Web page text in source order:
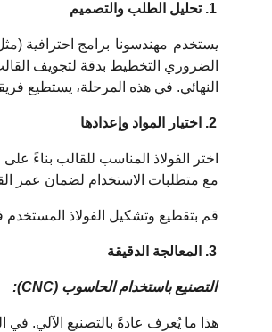
1. تحليل الطلب والتصميم
يستخدم مهندسونا
الضروري التخطيط بدقة لتجويف
النهائي. في هذه المرحلة، يستطيع
2. اختيار المواد وإعدادها
اختر الفولاذ المناسب للقالب بناءً على
مع متطلبات الاستخدام لضمان عمر
قم بتقطيع وتشكيل الفولاذ المستخدم
3. المعالجة الدقيقة
التصنيع باستخدام الحاسوب (CNC):
هذا ما يُعرف عادةً بالتصنيع الآلي. في